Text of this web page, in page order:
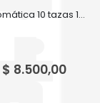
Cafetera Essential semi automática 10 tazas 1,25 lt 850W Atma - 94CA8133P
$ 8.500,00